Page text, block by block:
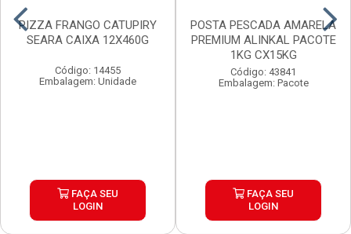
PIZZA FRANGO CATUPIRY
SEARA CAIXA 12X460G
Código: 14455
Embalagem: Unidade
FAÇA SEU
LOGIN
POSTA PESCADA AMARELA
PREMIUM ALINKAL PACOTE
1KG CX15KG
Código: 43841
Embalagem: Pacote
FAÇA SEU
LOGIN